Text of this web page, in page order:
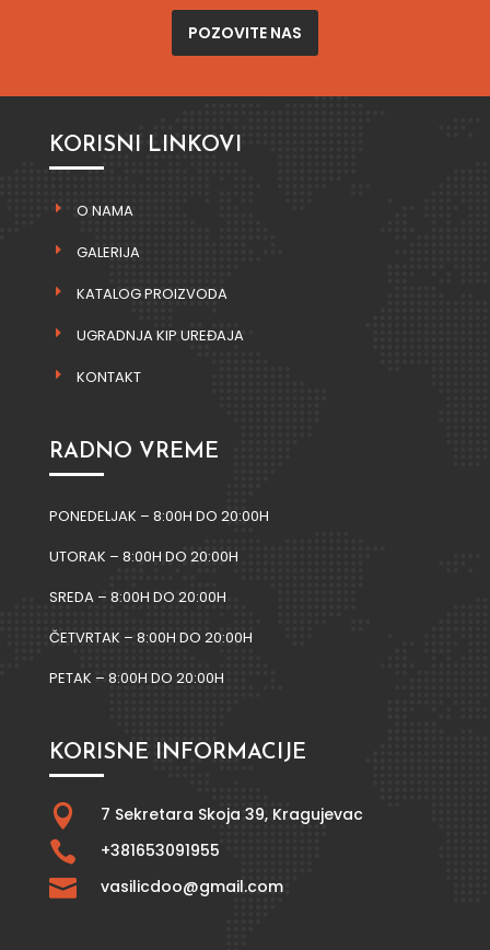
POZOVITE NAS
KORISNI LINKOVI
O NAMA
GALERIJA
KATALOG PROIZVODA
UGRADNJA KIP UREĐAJA
KONTAKT
RADNO VREME
PONEDELJAK – 8:00H DO 20:00H
UTORAK – 8:00H DO 20:00H
SREDA – 8:00H DO 20:00H
ČETVRTAK – 8:00H DO 20:00H
PETAK – 8:00H DO 20:00H
KORISNE INFORMACIJE
 7 Sekretara Skoja 39, Kragujevac
 +381653091955
 vasilicdoo@gmail.com